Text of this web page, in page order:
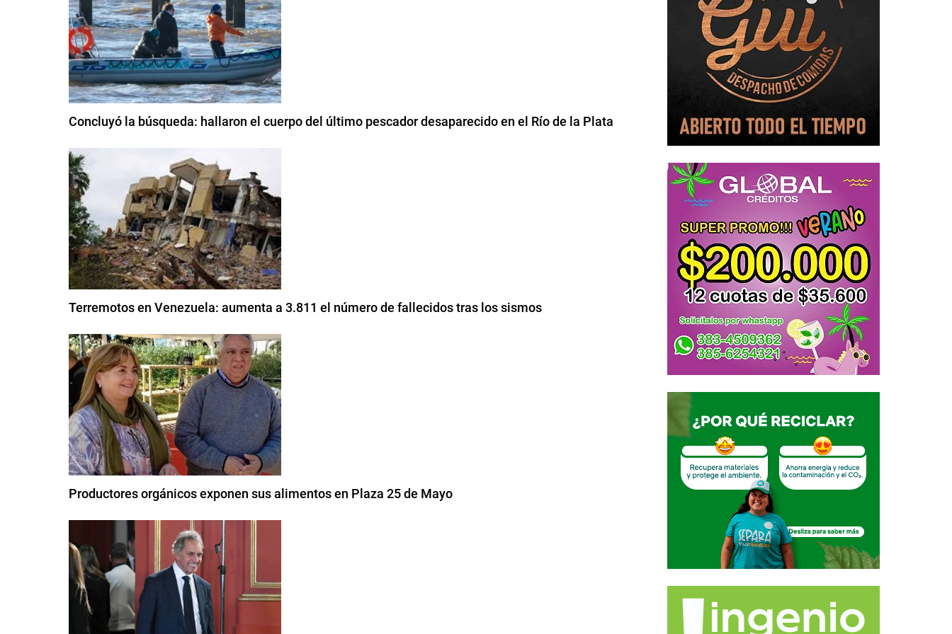
Concluyó la búsqueda: hallaron el cuerpo del último pescador desaparecido en el Río de la Plata
Terremotos en Venezuela: aumenta a 3.811 el número de fallecidos tras los sismos
Productores orgánicos exponen sus alimentos en Plaza 25 de Mayo